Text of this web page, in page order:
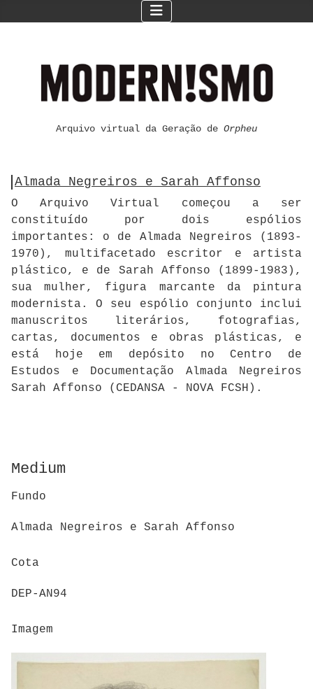
Arquivo virtual da Geração de Orpheu
Almada Negreiros e Sarah Affonso
O Arquivo Virtual começou a ser
constituído por dois espólios
importantes: o de Almada Negreiros (1893-
1970), multifacetado escritor e artista
plástico, e de Sarah Affonso (1899-1983),
sua mulher, figura marcante da pintura
modernista. O seu espólio conjunto inclui
manuscritos literários, fotografias,
cartas, documentos e obras plásticas, e
está hoje em depósito no Centro de
Estudos e Documentação Almada Negreiros
Sarah Affonso (CEDANSA - NOVA FCSH).
Medium
Fundo
Almada Negreiros e Sarah Affonso
Cota
DEP-AN94
Imagem